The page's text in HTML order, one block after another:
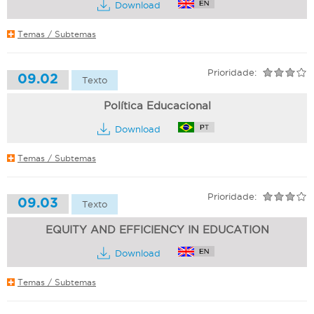
Download
Temas / Subtemas
09.02 Texto
Prioridade:
Política Educacional
Download
Temas / Subtemas
09.03 Texto
Prioridade:
EQUITY AND EFFICIENCY IN EDUCATION
Download
Temas / Subtemas